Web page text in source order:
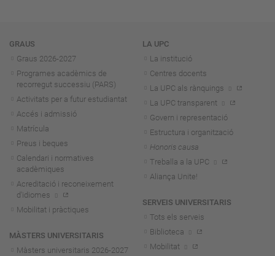
Navegació
GRAUS
Graus 2026-2027
Programes acadèmics de
recorregut successiu (PARS)
Activitats per a futur estudiantat
Accés i admissió
Matrícula
Preus i beques
Calendari i normatives
acadèmiques
Acreditació i reconeixement
d'idiomes
Mobilitat i pràctiques
MÀSTERS UNIVERSITARIS
Màsters universitaris 2026-2027
LA UPC
La institució
Centres docents
La UPC als rànquings
La UPC transparent
Govern i representació
Estructura i organització
Honoris causa
Treballa a la UPC
Aliança Unite!
SERVEIS UNIVERSITARIS
Tots els serveis
Biblioteca
Mobilitat